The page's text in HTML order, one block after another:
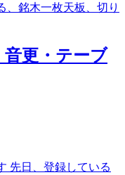
、銘木一枚天板、切り
更・テーブ
先日、登録している